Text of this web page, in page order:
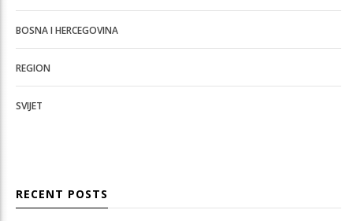
BOSNA I HERCEGOVINA
REGION
SVIJET
RECENT POSTS